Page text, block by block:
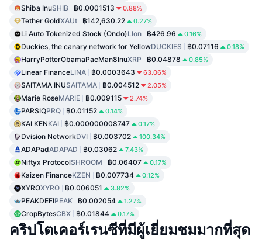
Shiba InuSHIB ฿0.0001513 0.88%
Tether GoldXAUt ฿142,630.22 0.27%
Li Auto Tokenized Stock (Ondo)LIon ฿426.96 0.16%
Duckies, the canary network for YellowDUCKIES ฿0.07116 0.18%
HarryPotterObamaPacMan8InuXRP ฿0.04878 0.85%
Linear FinanceLINA ฿0.0003643 63.06%
SAITAMA INUSAITAMA ฿0.004512 2.05%
Marie RoseMARIE ฿0.009115 2.74%
PARSIQPRQ ฿0.01152 0.14%
KAI KENKAI ฿0.000000008747 0.17%
Dvision NetworkDVI ฿0.003702 100.34%
ADAPadADAPAD ฿0.03062 7.43%
Niftyx ProtocolSHROOM ฿0.06407 0.17%
Kaizen FinanceKZEN ฿0.007734 0.12%
XYROXYRO ฿0.006051 3.82%
PEAKDEFIPEAK ฿0.002054 1.27%
CropBytesCBX ฿0.01844 0.17%
คริปโตเคอร์เรนซีที่มีผู้เยี่ยมชมมากที่สุด